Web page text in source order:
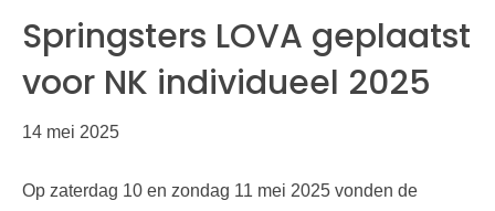
Springsters LOVA geplaatst
voor NK individueel 2025
14 mei 2025
Op zaterdag 10 en zondag 11 mei 2025 vonden de